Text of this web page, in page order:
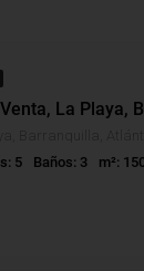
La Playa,
5
Baños: 3
m²: